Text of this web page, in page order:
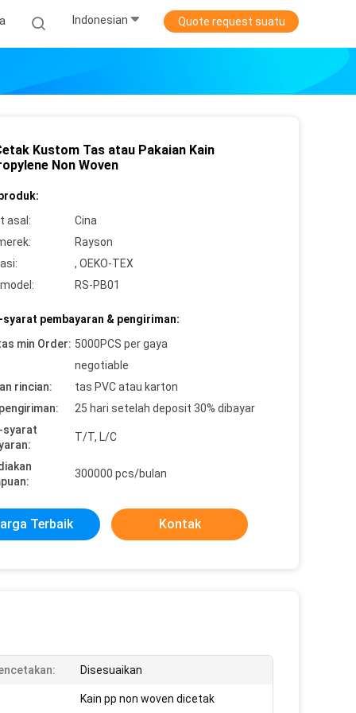
Indonesian Quote request suatu
Kustom Tas atau Pakaian Kain
Non Woven
asal:
Cina
Rayson
, OEKO-TEX
RS-PB01
pembayaran & pengiriman:
min Order: 5000PCS per gaya
negotiable
rincian:
tas PVC atau karton
25 hari setelah deposit 30% dibayar
syarat
T/T, L/C
300000 pcs/bulan
Terbaik Kontak
Disesuaikan
Kain pp non woven dicetak